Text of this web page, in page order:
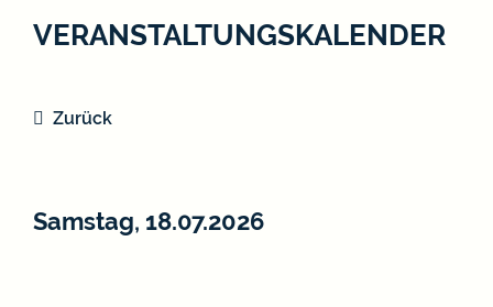
VERANSTALTUNGSKALENDER
Zurück
Samstag, 18.07.2026